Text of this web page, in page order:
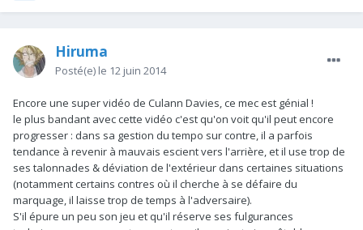
Hiruma
Posté(e) le 12 juin 2014
Encore une super vidéo de Culann Davies, ce mec est génial !
le plus bandant avec cette vidéo c'est qu'on voit qu'il peut encore
progresser : dans sa gestion du tempo sur contre, il a parfois
tendance à revenir à mauvais escient vers l'arrière, et il use trop de
ses talonnades & déviation de l'extérieur dans certaines situations
(notamment certains contres où il cherche à se défaire du
marquage, il laisse trop de temps à l'adversaire).
S'il épure un peu son jeu et qu'il réserve ses fulgurances